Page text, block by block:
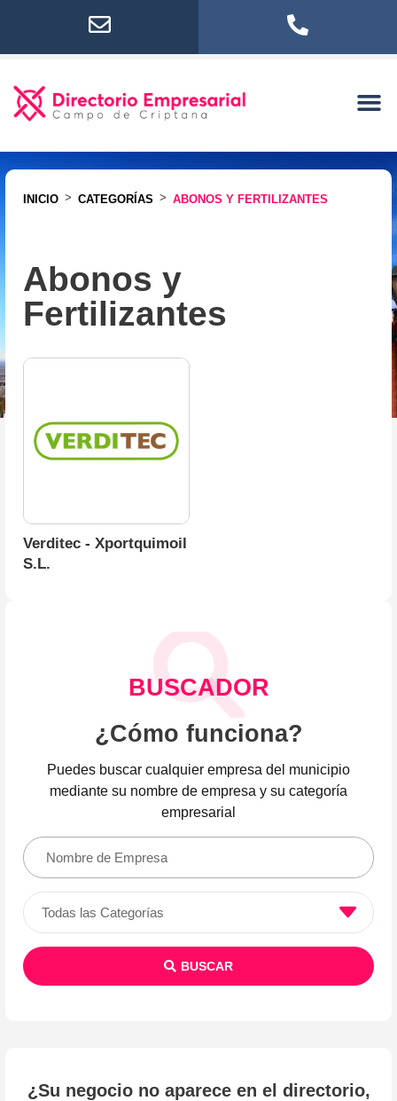
INICIO > CATEGORÍAS > ABONOS Y FERTILIZANTES
Abonos y
Fertilizantes
Verditec - Xportquimoil
S.L.
BUSCADOR
¿Cómo funciona?
Puedes buscar cualquier empresa del municipio
mediante su nombre de empresa y su categoría
empresarial
BUSCAR
¿Su negocio no aparece en el directorio,